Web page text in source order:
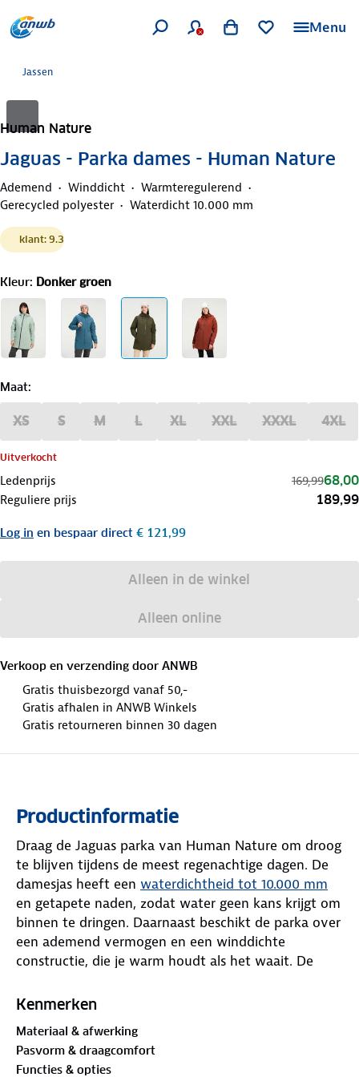
Menu
Jassen
Human Nature
Jaguas - Parka dames - Human Nature
Ademend Winddicht
Warmteregulerend
Gerecycled polyester
Waterdicht 10.000 mm
klant: 9.3
Kleur: Donker groen
Maat:
XS S M L XL XXL XXXL 4XL
Uitverkocht
Ledenprijs 169,9968,00
Reguliere prijs 189,99
Log in en bespaar direct € 121,99
Alleen in de winkel
Alleen online
Verkoop en verzending door ANWB
Gratis thuisbezorgd vanaf 50,-
Gratis afhalen in ANWB Winkels
Gratis retourneren binnen 30 dagen
Productinformatie
Draag de Jaguas parka van Human Nature om droog
te blijven tijdens de meest regenachtige dagen. De
damesjas heeft een waterdichtheid tot 10.000 mm
en getapete naden, zodat water geen kans krijgt om
binnen te dringen. Daarnaast beschikt de parka over
een ademend vermogen en een winddichte
constructie, die je warm houdt als het waait. De
armband in het zakje van de linkermouw verhogen
wandelingen in de schemering of het donker. De
betrouwbare zwarte YKK-rits zorgt voor een soepele
Kenmerken
Materiaal & afwerking
Pasvorm & draagcomfort
Functies & opties